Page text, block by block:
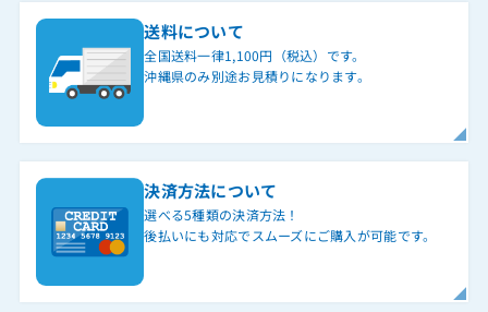
送料について
全国送料一律1,100円（税込）です。
沖縄県のみ別途お見積りになります。
決済方法について
選べる5種類の決済方法！
後払いにも対応でスムーズにご購入が可能です。